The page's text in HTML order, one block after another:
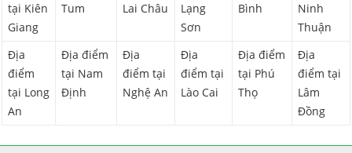
tại Kiên
Giang
Tum
Lai Châu
Lạng
Sơn
Bình
Ninh
Thuận
Địa
điểm
tại Long
An
Địa điểm
tại Nam
Định
Địa
điểm tại
Nghệ An
Địa
điểm tại
Lào Cai
Địa điểm
tại Phú
Thọ
Địa
điểm tại
Lâm
Đồng